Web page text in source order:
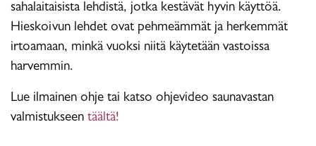
sahalaitaisista lehdistä, jotka kestävät hyvin käyttöä.
Hieskoivun lehdet ovat pehmeämmät ja herkemmät
irtoamaan, minkä vuoksi niitä käytetään vastoissa
harvemmin.
Lue ilmainen ohje tai katso ohjevideo saunavastan
valmistukseen täältä!